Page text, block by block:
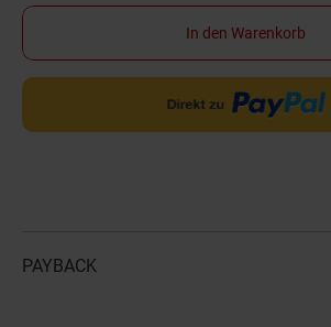
In den Warenkorb
PAYBACK